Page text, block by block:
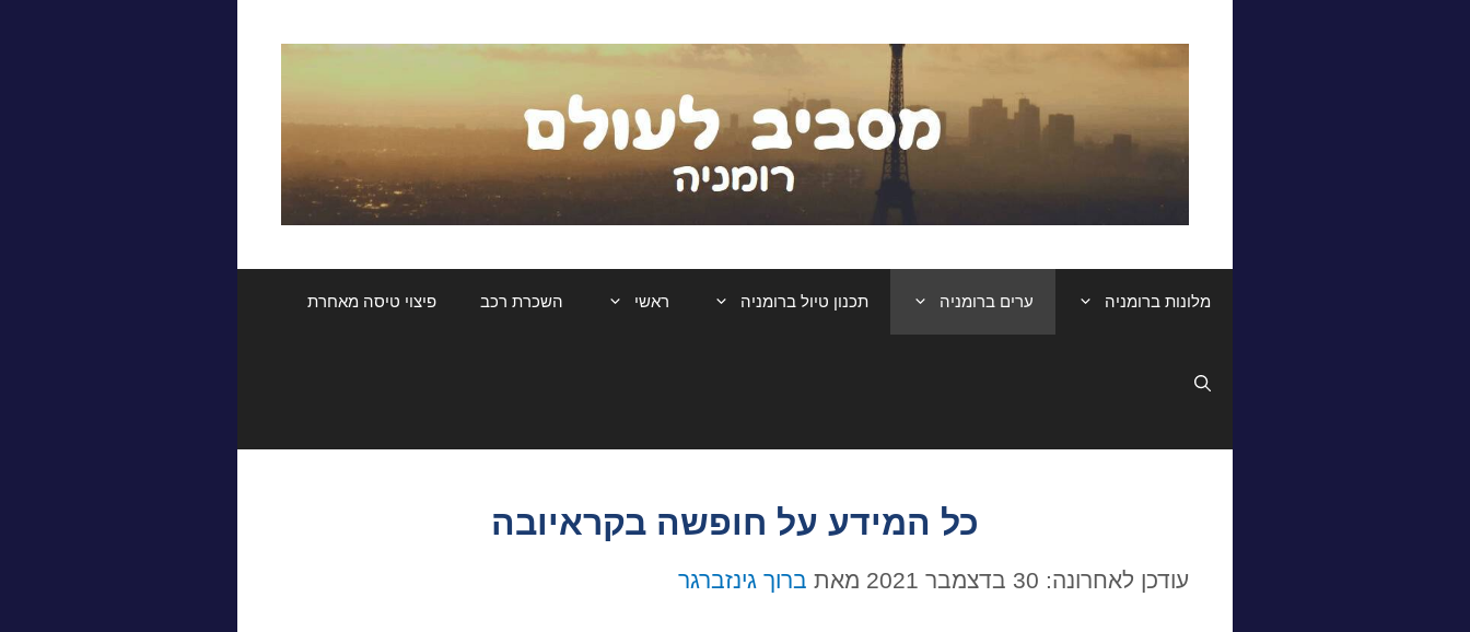
מלונות ברומניה ערים ברומניה תכנון טיול ברומניה ראשי השכרת רכב פיצוי טיסה מאחרת
כל המידע על חופשה בקראיובה
עודכן לאחרונה: 30 בדצמבר 2021 מאת ברוך גינזברגר